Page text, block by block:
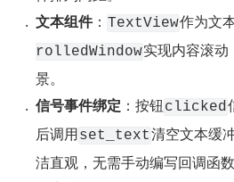
文本组件： TextView作为文
rolledWindow实现内容滚
景。
信号事件绑定 ：按钮 clicked
后调用set_text清空文本缓
洁直观，无需手动编写回调函数